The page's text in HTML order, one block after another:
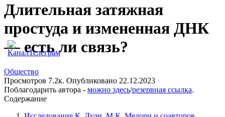
Длительная затяжная
простуда и измененная ДНК
— есть ли связь?
Общество
Просмотров 7.2к. Опубликовано 22.12.2023
Поблагодарить автора - можно здесь/резервная ссылка.
Содержание